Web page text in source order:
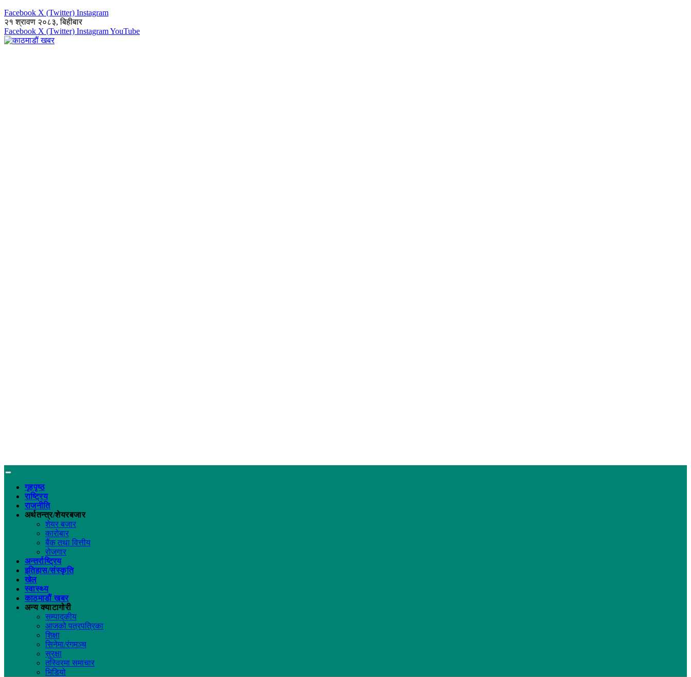
Facebook X (Twitter) Instagram
२१ श्रावण २०८३, बिहीबार
Facebook X (Twitter) InstagramYouTube
गृहपृष्ठ
राष्ट्रिय
राजनीति
अर्थतन्त्र/शेयरबजार
शेयर बजार
कारोबार
बैंक तथा वित्तीय
रोजगार
अन्तर्राष्ट्रिय
इतिहास/संस्कृति
खेल
स्वास्थ्य
काठमाडौं खबर
अन्य क्याटागोरी
सम्पादकीय
आजको पत्रपत्रिका
शिक्षा
सिनेमा/रंगमञ्च
सुरक्षा
तस्विरमा समाचार
भिडियो